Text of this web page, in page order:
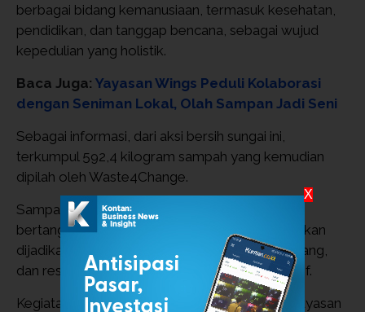
berbagai bidang kemanusiaan, termasuk kesehatan,
pendidikan, dan tanggap bencana, sebagai wujud
kepedulian yang holistik.
Baca Juga: Yayasan Wings Peduli Kolaborasi
dengan Seniman Lokal, Olah Sampan Jadi Seni
Sebagai informasi, dari aksi bersih sungai ini,
terkumpul 592,4 kilogram sampah yang kemudian
dipilah oleh Waste4Change.
Sampah-sampah tersebut akan diolah secara
bertanggung jawab, di mana sampah organik akan
dijadikan pakan maggot, non-organik didaur ulang,
dan residu diolah menjadi bahan bakar alternatif.
Kegiatan bersih sungai ini bukan aksi tunggal. Yayasan
X